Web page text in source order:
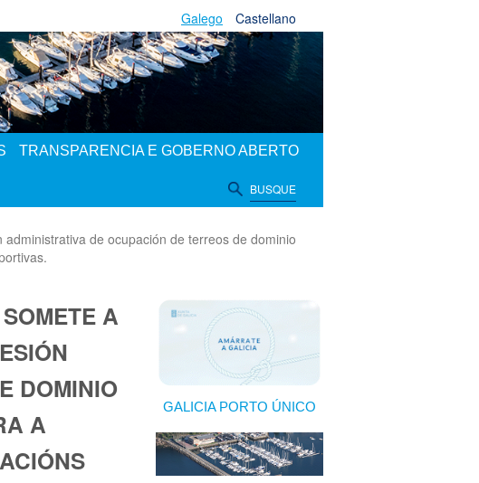
Galego Castellano
TRANSPARENCIA E GOBERNO ABERTO
BUSQUE
de ocupación de terreos de dominio
GALICIA PORTO ÚNICO
A
DOMINIO
A